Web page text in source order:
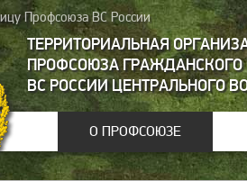
Профсоюза ВС России
ТЕРРИТОРИАЛЬНАЯ
ПРОФСОЮЗА ГРАЖДАНСКОГО
ВС РОССИИ ЦЕНТРАЛЬНОГО
О ПРОФСОЮЗЕ